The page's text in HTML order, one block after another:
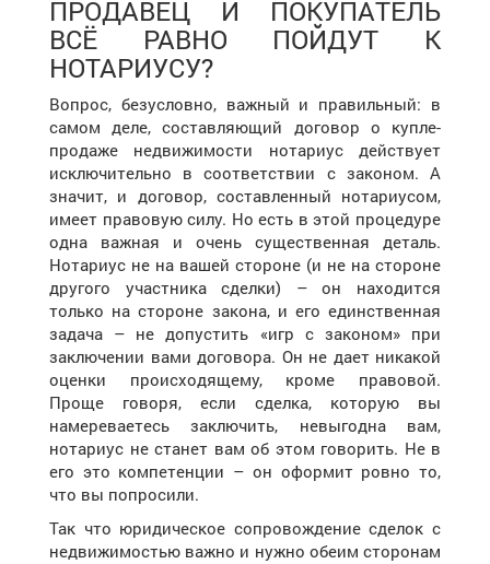
ПРОДАВЕЦ И ПОКУПАТЕЛЬ
ВСЁ РАВНО ПОЙДУТ К
НОТАРИУСУ?
Вопрос, безусловно, важный и правильный: в
самом деле, составляющий договор о купле-
продаже недвижимости нотариус действует
исключительно в соответствии с законом. А
значит, и договор, составленный нотариусом,
имеет правовую силу. Но есть в этой процедуре
одна важная и очень существенная деталь.
Нотариус не на вашей стороне (и не на стороне
другого участника сделки) – он находится
только на стороне закона, и его единственная
задача – не допустить «игр с законом» при
заключении вами договора. Он не дает никакой
оценки происходящему, кроме правовой.
Проще говоря, если сделка, которую вы
намереваетесь заключить, невыгодна вам,
нотариус не станет вам об этом говорить. Не в
его это компетенции – он оформит ровно то,
что вы попросили.
Так что юридическое сопровождение сделок с
недвижимостью важно и нужно обеим сторонам